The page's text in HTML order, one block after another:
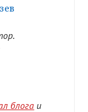
блога и